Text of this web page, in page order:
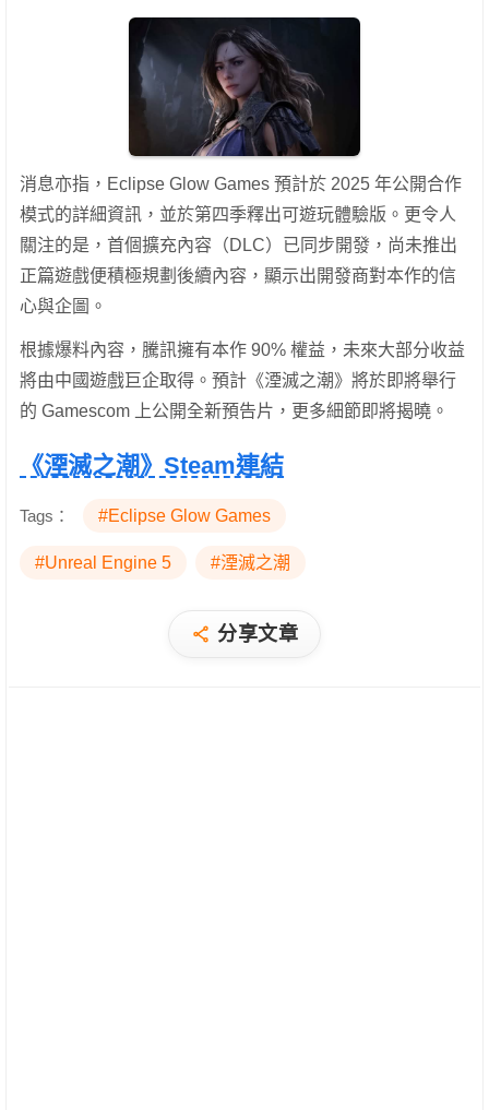
消息亦指，Eclipse Glow Games 預計於 2025 年公開合作
模式的詳細資訊，並於第四季釋出可遊玩體驗版。更令人
關注的是，首個擴充內容（DLC）已同步開發，尚未推出
正篇遊戲便積極規劃後續內容，顯示出開發商對本作的信
心與企圖。
根據爆料內容，騰訊擁有本作 90% 權益，未來大部分收益
將由中國遊戲巨企取得。預計《湮滅之潮》將於即將舉行
的 Gamescom 上公開全新預告片，更多細節即將揭曉。
《湮滅之潮》Steam連結
Tags： #Eclipse Glow Games
#Unreal Engine 5 #湮滅之潮
分享文章